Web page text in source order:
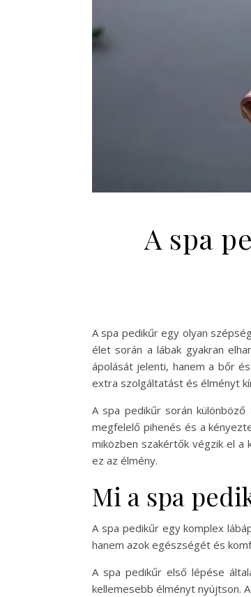
A spa
A spa pedikűr egy olyan
élet során a lábak gyakran
ápolását jelenti, hanem a bőr
extra szolgáltatást és élményt
A spa pedikűr során különböző
megfelelő pihenés és a
miközben szakértők végzik el a
ez az élmény.
Mi a spa
A spa pedikűr egy komplex
hanem azok egészségét és
A spa pedikűr első lépése
kellemesebb élményt nyújtson.